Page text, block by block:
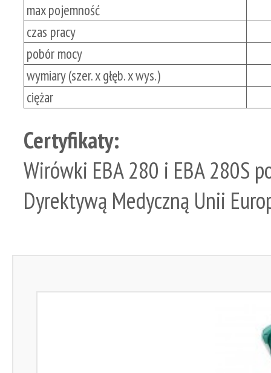
max pojemność
czas pracy
pobór mocy
wymiary (szer. x głęb. x wys.)
ciężar
Certyfikaty:
Wirówki EBA 280 i EBA 280S
Dyrektywą Medyczną Unii